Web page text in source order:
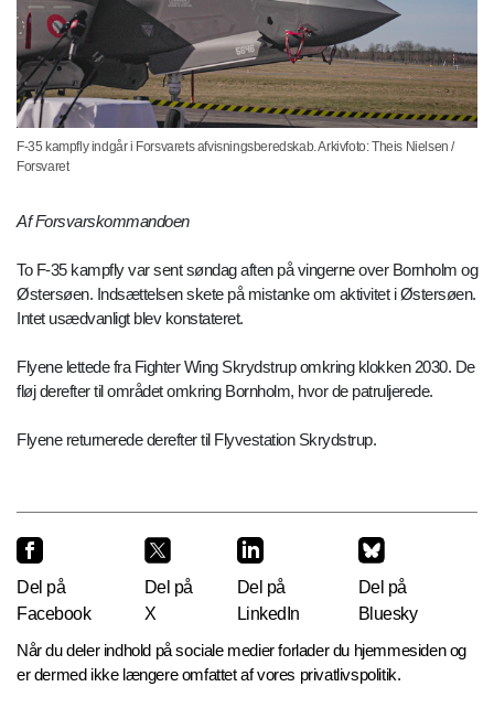
F-35 kampfly indgår i Forsvarets afvisningsberedskab. Arkivfoto: Theis Nielsen /
Forsvaret
Af Forsvarskommandoen
To F-35 kampfly var sent søndag aften på vingerne over Bornholm og
Østersøen. Indsættelsen skete på mistanke om aktivitet i Østersøen.
Intet usædvanligt blev konstateret.
Flyene lettede fra Fighter Wing Skrydstrup omkring klokken 2030. De
fløj derefter til området omkring Bornholm, hvor de patruljerede.
Flyene returnerede derefter til Flyvestation Skrydstrup.
Del på
Facebook
Del på
X
Del på
LinkedIn
Del på
Bluesky
Når du deler indhold på sociale medier forlader du hjemmesiden og
er dermed ikke længere omfattet af vores privatlivspolitik.